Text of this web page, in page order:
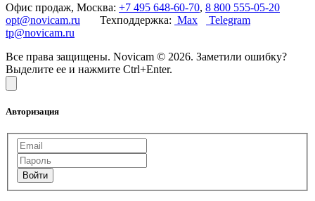
Офис продаж, Москва: +7 495 648-60-70, 8 800 555-05-20
opt@novicam.ru Техподдержка: Max
Telegram
tp@novicam.ru
Все права защищены. Novicam © 2026. Заметили ошибку?
Выделите ее и нажмите Ctrl+Enter.
Авторизация